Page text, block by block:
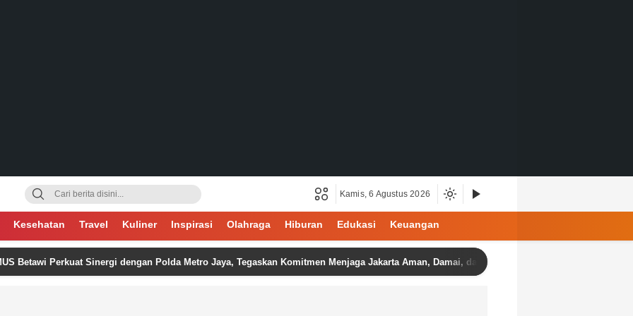
Kamis, 6 Agustus 2026
Kesehatan Travel Kuliner Inspirasi Olahraga Hiburan Edukasi Keuangan
Perkuat Sinergi dengan Polda Metro Jaya, Tegaskan Komitmen Menjaga Jakarta Aman, Damai, dan Kondusif Jelang HUT ke-81 Republik